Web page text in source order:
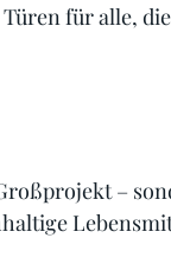
für alle,
–